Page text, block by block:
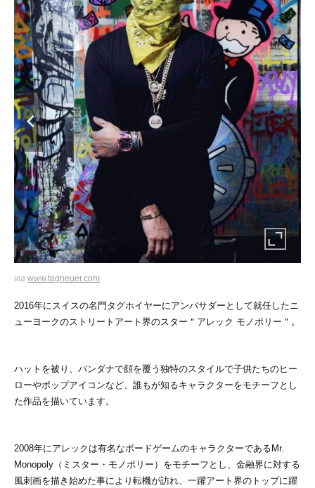
via www.tagheuer.com
2016年にスイスの名門タグホイヤーにアンバサダーとして就任したニ
ューヨークのストリートアート界のスター＂アレック モノポリー＂。
ハットを被り、バンダナで顔を覆う独特のスタイルで子供たちのヒー
ローやポップアイコンなど、誰もが知るキャラクターをモチーフとし
た作品を描いています。
2008年にアレックは有名なボードゲームのキャラクターであるMr.
Monopoly（ミスター・モノポリー）をモチーフとし、金融界に対する
風刺画を描き始めた事により転機が訪れ、一躍アート界のトップに躍